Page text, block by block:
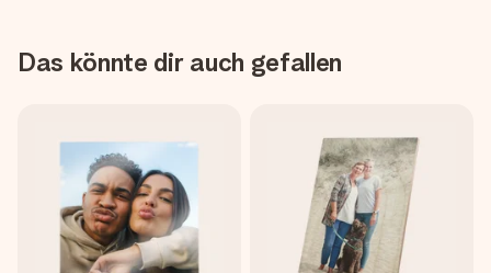
Das könnte dir auch gefallen